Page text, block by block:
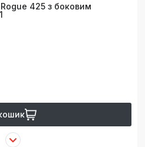
425 з боковим